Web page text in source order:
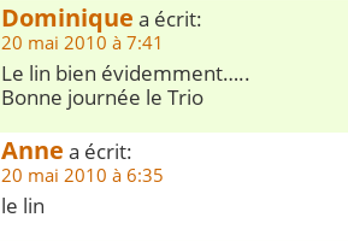
Dominique a écrit:
20 mai 2010 à 7:41
Le lin bien évidemment…..
Bonne journée le Trio
Anne a écrit:
20 mai 2010 à 6:35
le lin